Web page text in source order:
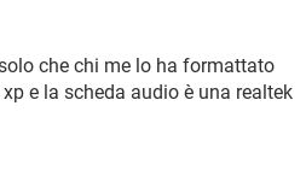
che chi me lo ha formattato
e la scheda audio è una realtek